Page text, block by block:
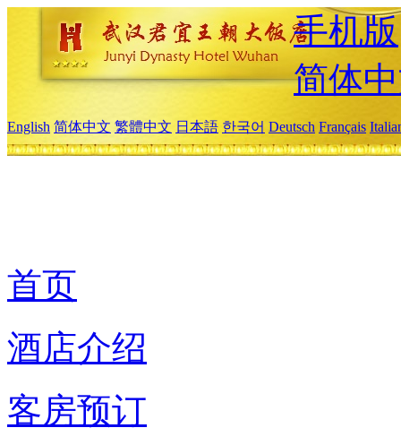
手机版
简体
English 简体中文 繁體中文 日本語 한국어 Deutsch Français
首页
酒店介绍
客房预订